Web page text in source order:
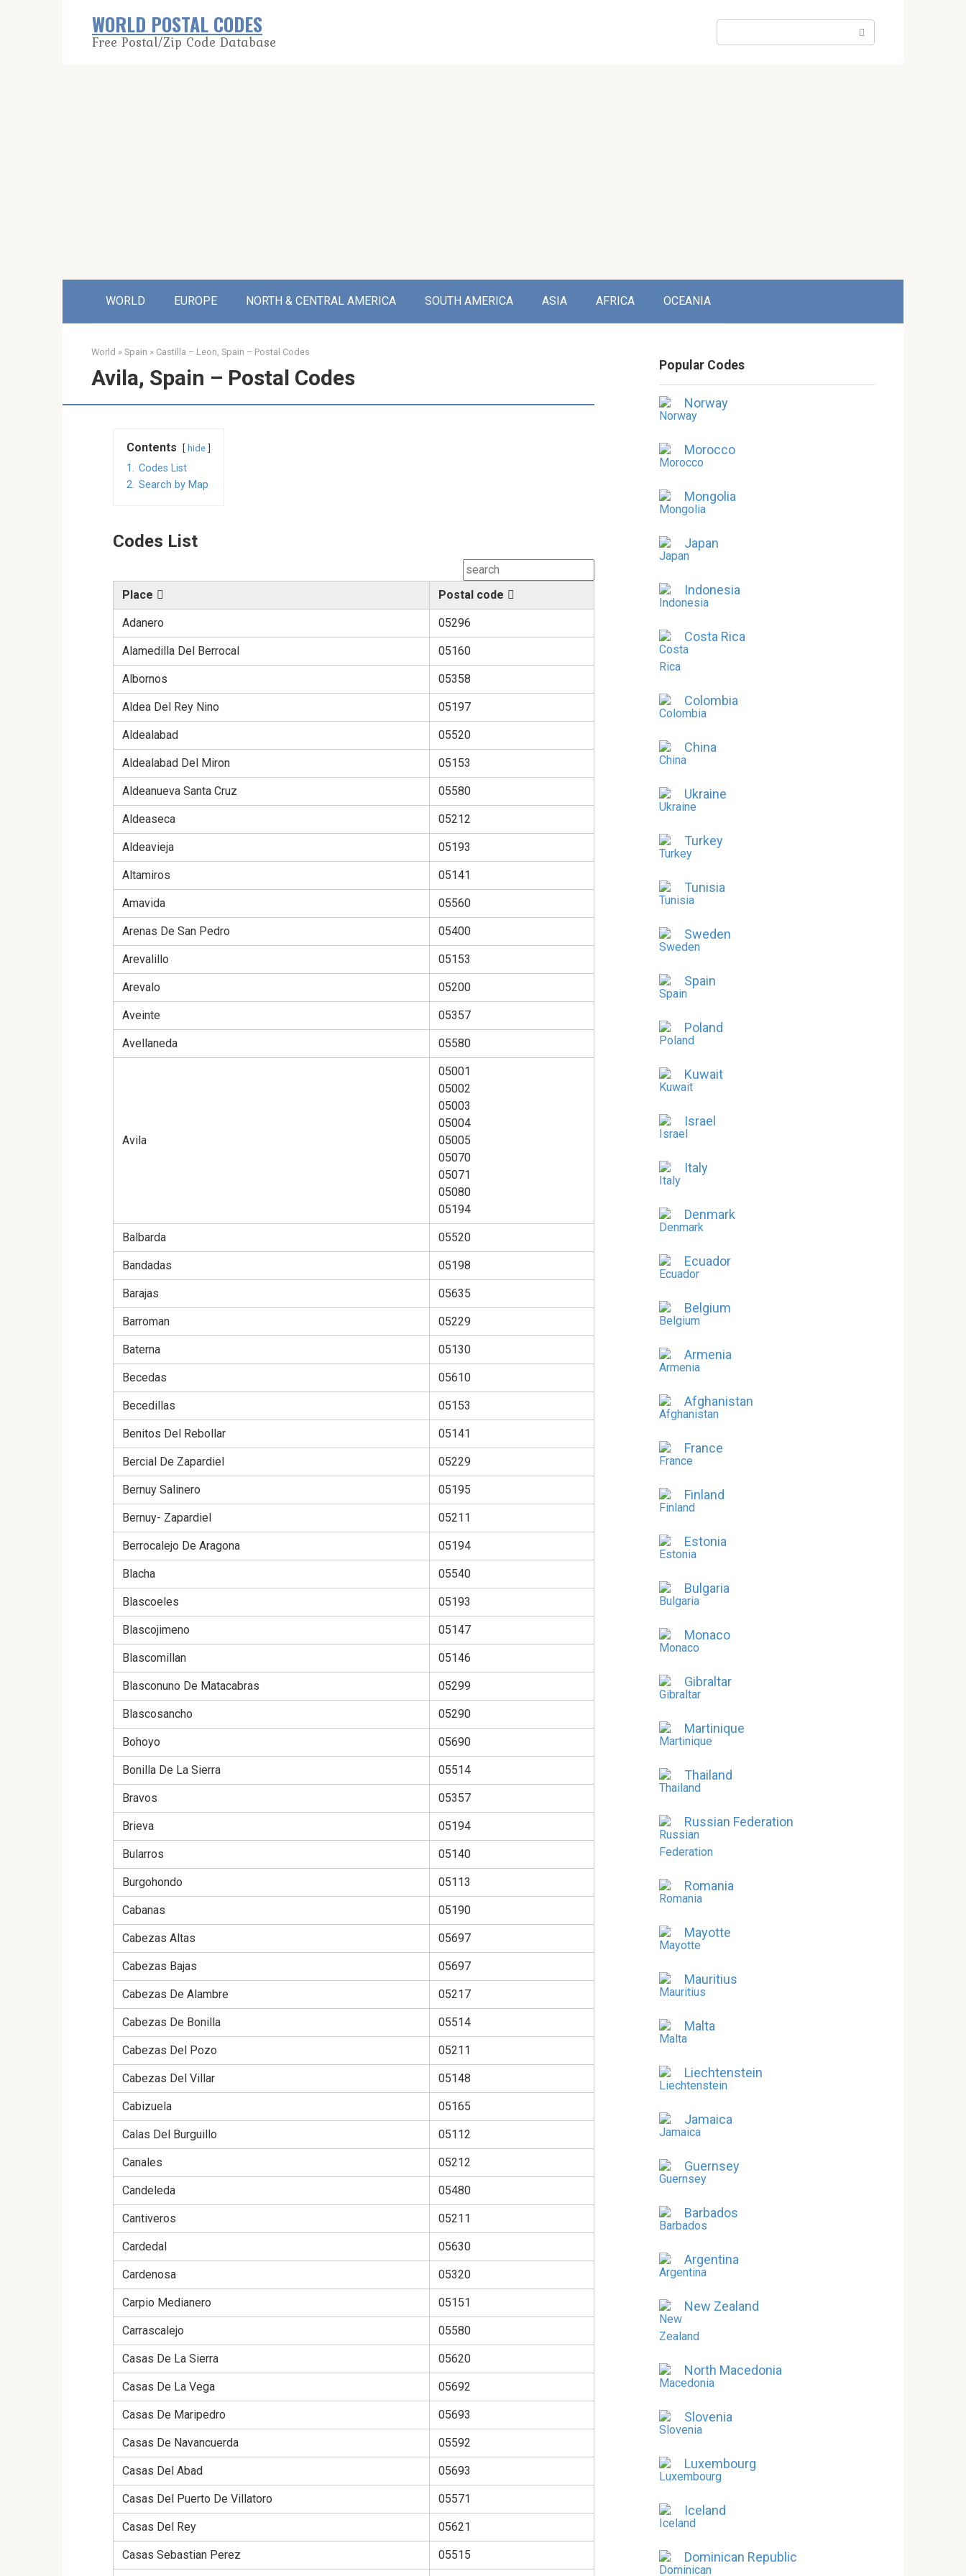
WORLD POSTAL CODES
Free Postal/Zip Code Database
WORLD EUROPE NORTH & CENTRAL AMERICA SOUTH AMERICA ASIA AFRICA OCEANIA
World » Spain » Castilla – Leon, Spain – Postal Codes
Avila, Spain – Postal Codes
Contents hide
1. Codes List
2. Search by Map
Codes List
Place Postal code
Adanero 05296
Alamedilla Del Berrocal 05160
Albornos 05358
Aldea Del Rey Nino 05197
Aldealabad 05520
Aldealabad Del Miron 05153
Aldeanueva Santa Cruz 05580
Aldeaseca 05212
Aldeavieja 05193
Altamiros 05141
Amavida 05560
Arenas De San Pedro 05400
Arevalillo 05153
Arevalo 05200
Aveinte 05357
Avellaneda 05580
Avila
05001
05002
05003
05004
05005
05070
05071
05080
05194
Balbarda 05520
Bandadas 05198
Barajas 05635
Barroman 05229
Baterna 05130
Becedas 05610
Becedillas 05153
Benitos Del Rebollar 05141
Bercial De Zapardiel 05229
Bernuy Salinero 05195
Bernuy- Zapardiel 05211
Berrocalejo De Aragona 05194
Blacha 05540
Blascoeles 05193
Blascojimeno 05147
Blascomillan 05146
Blasconuno De Matacabras 05299
Blascosancho 05290
Bohoyo 05690
Bonilla De La Sierra 05514
Bravos 05357
Brieva 05194
Bularros 05140
Burgohondo 05113
Cabanas 05190
Cabezas Altas 05697
Cabezas Bajas 05697
Cabezas De Alambre 05217
Cabezas De Bonilla 05514
Cabezas Del Pozo 05211
Cabezas Del Villar 05148
Cabizuela 05165
Calas Del Burguillo 05112
Canales 05212
Candeleda 05480
Cantiveros 05211
Cardedal 05630
Cardenosa 05320
Carpio Medianero 05151
Carrascalejo 05580
Casas De La Sierra 05620
Casas De La Vega 05692
Casas De Maripedro 05693
Casas De Navancuerda 05592
Casas Del Abad 05693
Casas Del Puerto De Villatoro 05571
Casas Del Rey 05621
Casas Sebastian Perez 05515
Popular Codes
Norway
Morocco
Mongolia
Japan
Indonesia
Costa Rica
Colombia
China
Ukraine
Turkey
Tunisia
Sweden
Spain
Poland
Kuwait
Israel
Italy
Denmark
Ecuador
Belgium
Armenia
Afghanistan
France
Finland
Estonia
Bulgaria
Monaco
Gibraltar
Martinique
Thailand
Russian Federation
Romania
Mayotte
Mauritius
Malta
Liechtenstein
Jamaica
Guernsey
Barbados
Argentina
New Zealand
North Macedonia
Slovenia
Luxembourg
Iceland
Dominican Republic